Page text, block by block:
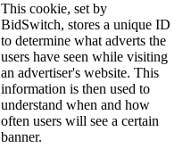
This cookie, set by
BidSwitch, stores a unique ID
to determine what adverts the
users have seen while visiting
an advertiser's website. This
information is then used to
understand when and how
often users will see a certain
banner.